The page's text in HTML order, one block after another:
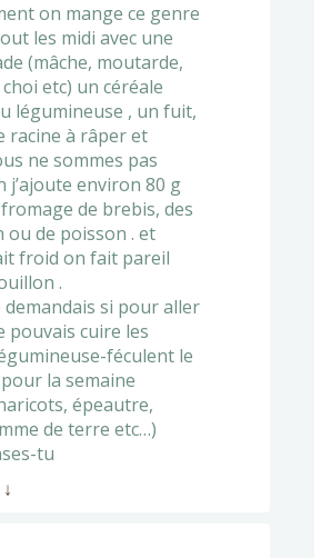
on mange ce genre
les midi avec une
(mâche, moutarde,
etc) un céréale
légumineuse , un fuit,
racine à râper et
ne sommes pas
j’ajoute environ 80 g
de brebis, des
ou de poisson . et
froid on fait pareil
.
demandais si pour aller
pouvais cuire les
féculent le
la semaine
épeautre,
de terre etc…)
tu
↓